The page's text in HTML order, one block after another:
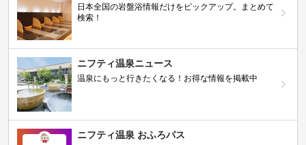
日本全国の岩盤浴情報だけをピックアップ。まとめて
検索！
ニフティ温泉ニュース
温泉にもっと行きたくなる！お得な情報を掲載中
ニフティ温泉 おふろパス